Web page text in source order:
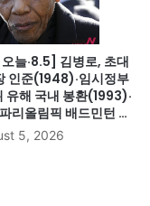
늘·8.5] 김병로, 초대
인준(1948)·임시정부
유해 국내 봉환(1993)·
리올림픽 배드민턴 여
메달(2024)·하시나 방
총리 인도 망명
년 옥고의 시작
5, 2026